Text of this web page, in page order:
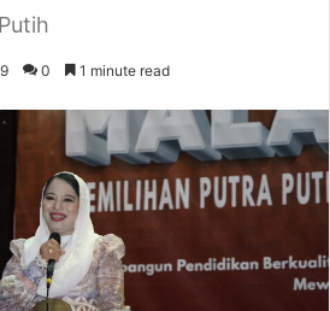
0 1 minute read